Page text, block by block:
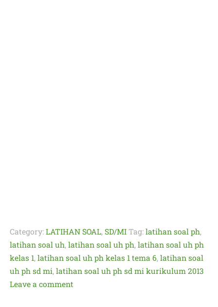
Category:LATIHAN SOAL, SD/MI Tag:latihan soal ph,
latihan soal uh,latihan soal uh ph,latihan soal uh ph
kelas 1,latihan soal uh ph kelas 1 tema 6,latihan soal
uh ph sd mi,latihan soal uh ph sd mi kurikulum 2013
Leave a comment